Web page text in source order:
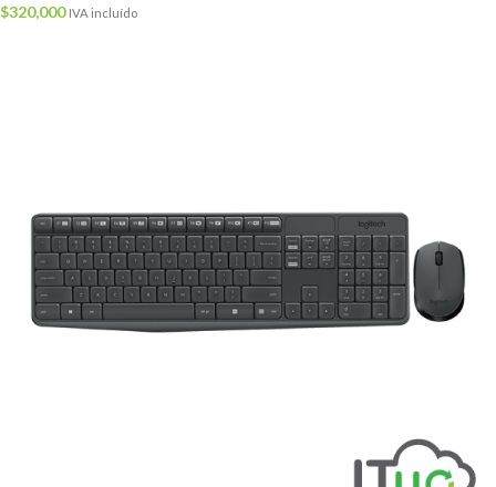
$320,000 IVA incluído